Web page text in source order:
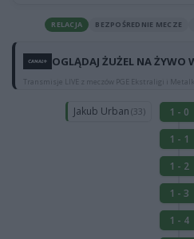
RELACJA BEZPOŚREDNIE MECZE
OGLĄDAJ ŻUŻEL NA ŻYWO
Transmisje LIVE z meczów PGE Ekstraligi i
Jakub Urban (33)
1 - 0
1 - 1
1 - 2
1 - 3
1 - 4